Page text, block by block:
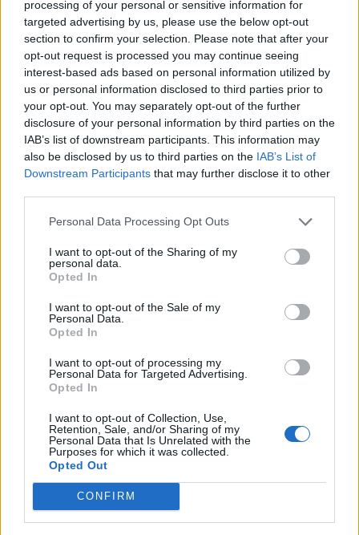
processing of your personal or sensitive information for
targeted advertising by us, please use the below opt-out
section to confirm your selection. Please note that after your
opt-out request is processed you may continue seeing
interest-based ads based on personal information utilized by
us or personal information disclosed to third parties prior to
your opt-out. You may separately opt-out of the further
disclosure of your personal information by third parties on the
IAB’s list of downstream participants. This information may
also be disclosed by us to third parties on the IAB’s List of
Downstream Participants that may further disclose it to other
Personal Data Processing Opt Outs
I want to opt-out of the Sharing of my
personal data.
Opted In
I want to opt-out of the Sale of my
Personal Data.
Opted In
I want to opt-out of processing my
Personal Data for Targeted Advertising.
Opted In
I want to opt-out of Collection, Use,
Retention, Sale, and/or Sharing of my
Personal Data that Is Unrelated with the
Purposes for which it was collected.
Opted Out
CONFIRM
A rendkívül alacsony dunai vízállás miatt gyakorlatilag
leállt az áruszállító hajózás Ausztriában.
Hivatalos bejelentés: vadiúj Duna-híd épül
beruházás
Újabb fontos mérföldkőhöz érkezett az Óbudai-szigetre
tervezett gyalogoshíd projektje.